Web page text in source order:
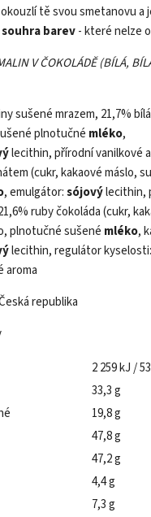
tě svou smetanovu a
barev- které nelze
V ČOKOLÁDĚ (BÍLÁ,
sušené mrazem, 21,7%
plnotučné mléko,
lecithin, přírodní vanilkové
(cukr, kakaové máslo,
, emulgátor:sójovýlecithin,
ruby čokoláda (cukr,
plnotučné sušené mléko,
lecithin, regulátor
aroma
republika
2 259 kJ /
33,3 g
19,8 g
47,8 g
47,2 g
4,4 g
7,3 g